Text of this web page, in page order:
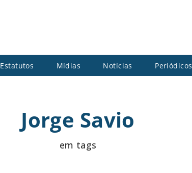
Estatutos Mídias Notícias Periódicos
Jorge Savio
em tags